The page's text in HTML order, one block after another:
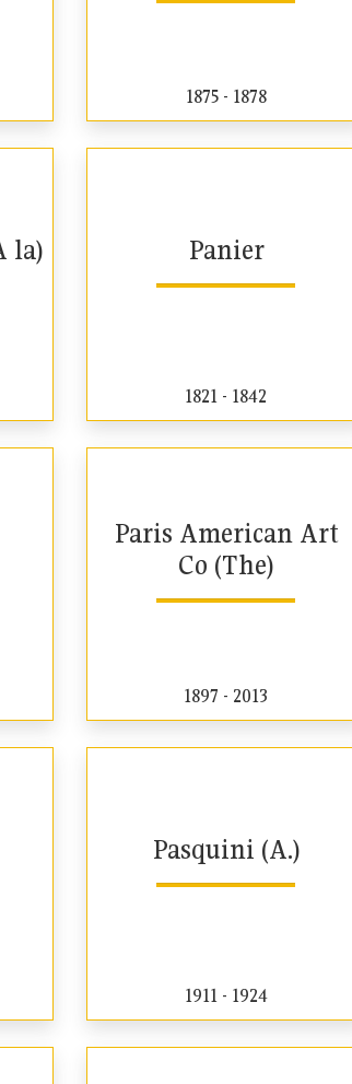
1875 - 1878
la) Panier
1821 - 1842
Paris American Art
Co (The)
1897 - 2013
Pasquini (A.)
1911 - 1924